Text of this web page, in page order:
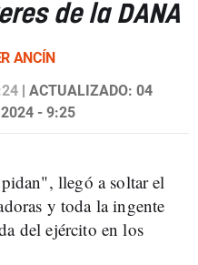
de la DANA
ANCÍN
| ACTUALIZADO: 04
2024 - 9:25
llegó a soltar el
y toda la ingente
del ejército en los